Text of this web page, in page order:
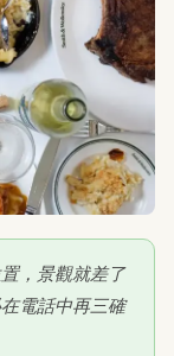
，景觀就差了
電話中再三確